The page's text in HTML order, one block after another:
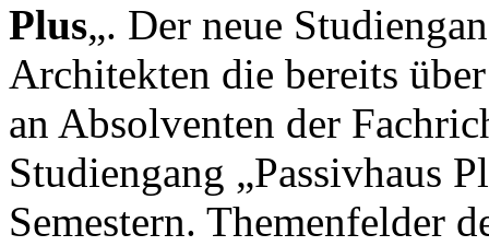
Plus„. Der neue
Architekten die bereits
an Absolventen der
Studiengang „Passivhaus
Semestern. Themenfelder